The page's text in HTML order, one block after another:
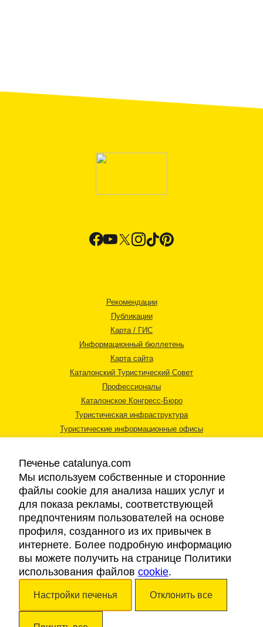
Рекомендации
Публикации
Карта / ГИС
Информационный бюллетень
Карта сайта
Каталонский Туристический Совет
Профессионалы
Каталонское Конгресс-Бюро
Туристическая инфраструктура
Туристические информационные офисы
Правовая информация
Cookies
Доступность
Авторские права © 2026. Каталонский Туристический Совет. Все права
Печенье catalunya.com
Мы используем собственные и сторонние
файлы cookie для анализа наших услуг и
для показа рекламы, соответствующей
предпочтениям пользователей на основе
профиля, созданного из их привычек в
интернете. Более подробную информацию
вы можете получить на странице Политики
использования файлов cookie.
Настройки печенья Отклонить все